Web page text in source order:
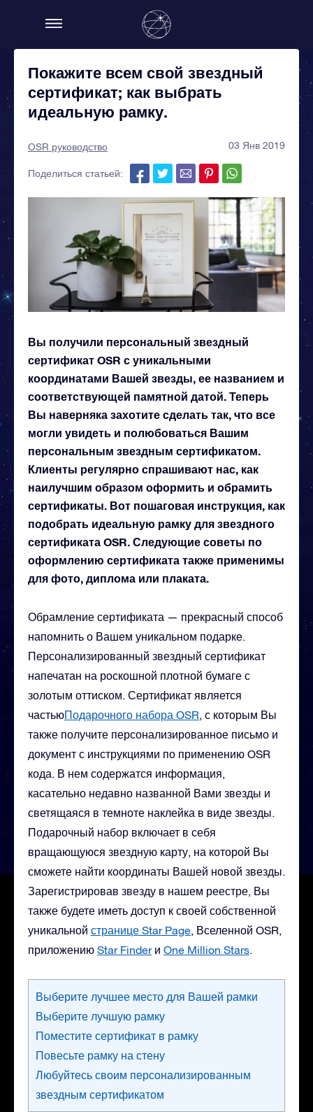
Покажите всем свой звездный
сертификат; как выбрать
идеальную рамку.
OSR руководство 03 Янв 2019
Поделиться статьей:
Вы получили персональный звездный
сертификат OSR с уникальными
координатами Вашей звезды, ее названием и
соответствующей памятной датой. Теперь
Вы наверняка захотите сделать так, что все
могли увидеть и полюбоваться Вашим
персональным звездным сертификатом.
Клиенты регулярно спрашивают нас, как
наилучшим образом оформить и обрамить
сертификаты. Вот пошаговая инструкция, как
подобрать идеальную рамку для звездного
сертификата OSR. Следующие советы по
оформлению сертификата также применимы
для фото, диплома или плаката.
Обрамление сертификата — прекрасный способ
напомнить о Вашем уникальном подарке.
Персонализированный звездный сертификат
напечатан на роскошной плотной бумаге с
золотым оттиском. Сертификат является
частьюПодарочного набора OSR, с которым Вы
также получите персонализированное письмо и
документ с инструкциями по применению OSR
кода. В нем содержатся информация,
касательно недавно названной Вами звезды и
светящаяся в темноте наклейка в виде звезды.
Подарочный набор включает в себя
вращающуюся звездную карту, на которой Вы
сможете найти координаты Вашей новой звезды.
Зарегистрировав звезду в нашем реестре, Вы
также будете иметь доступ к своей собственной
уникальной странице Star Page, Вселенной OSR,
приложению Star Finderи One Million Stars.
Выберите лучшее место для Вашей рамки
Выберите лучшую рамку
Поместите сертификат в рамку
Повесьте рамку на стену
Любуйтесь своим персонализированным
звездным сертификатом